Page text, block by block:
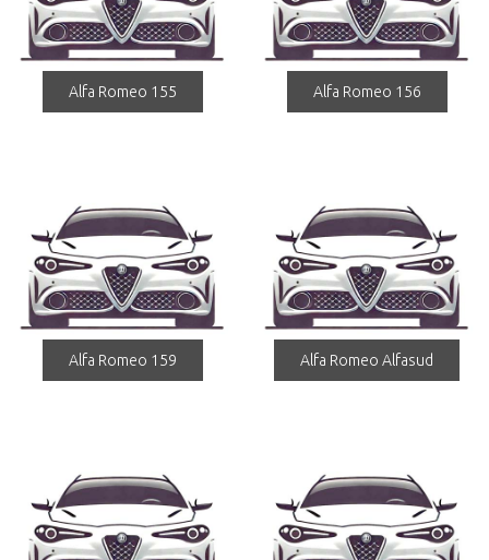
Alfa Romeo 155 Alfa Romeo 156
Alfa Romeo 159 Alfa Romeo Alfasud